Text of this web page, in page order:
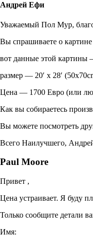
Андрей Ефи
Уважаемый Пол Мур,
Вы спрашиваете о
вот данные этой картины
размер — 20′ x 28′
Цена — 1700 Евро (или
Как вы собираетесь
Вы можете посмотреть
Всего Наилучшего,
Paul Moore
Привет ,
Цена устраивает. Я буду
Только сообщите детали
Имя: